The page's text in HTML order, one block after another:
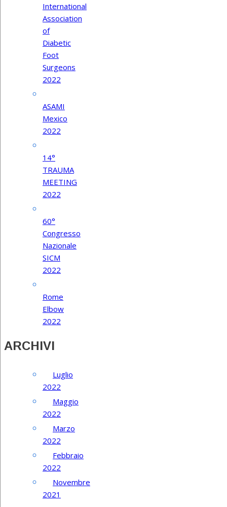
International
Association
of
Diabetic
Foot
Surgeons
2022
ASAMI
Mexico
2022
14°
TRAUMA
MEETING
2022
60°
Congresso
Nazionale
SICM
2022
Rome
Elbow
2022
ARCHIVI
Luglio
2022
Maggio
2022
Marzo
2022
Febbraio
2022
Novembre
2021